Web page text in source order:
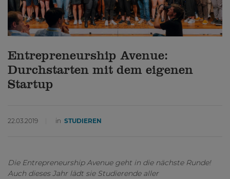
Entrepreneurship Avenue:
Durchstarten mit dem eigenen
Startup
22.03.2019 in STUDIEREN
Die Entrepreneurship Avenue geht in die nächste Runde!
Auch dieses Jahr lädt sie Studierende aller